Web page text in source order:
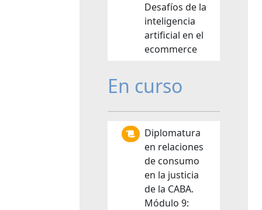
Desafíos de la
inteligencia
artificial en el
ecommerce
En curso
Diplomatura
en relaciones
de consumo
en la justicia
de la CABA.
Módulo 9: